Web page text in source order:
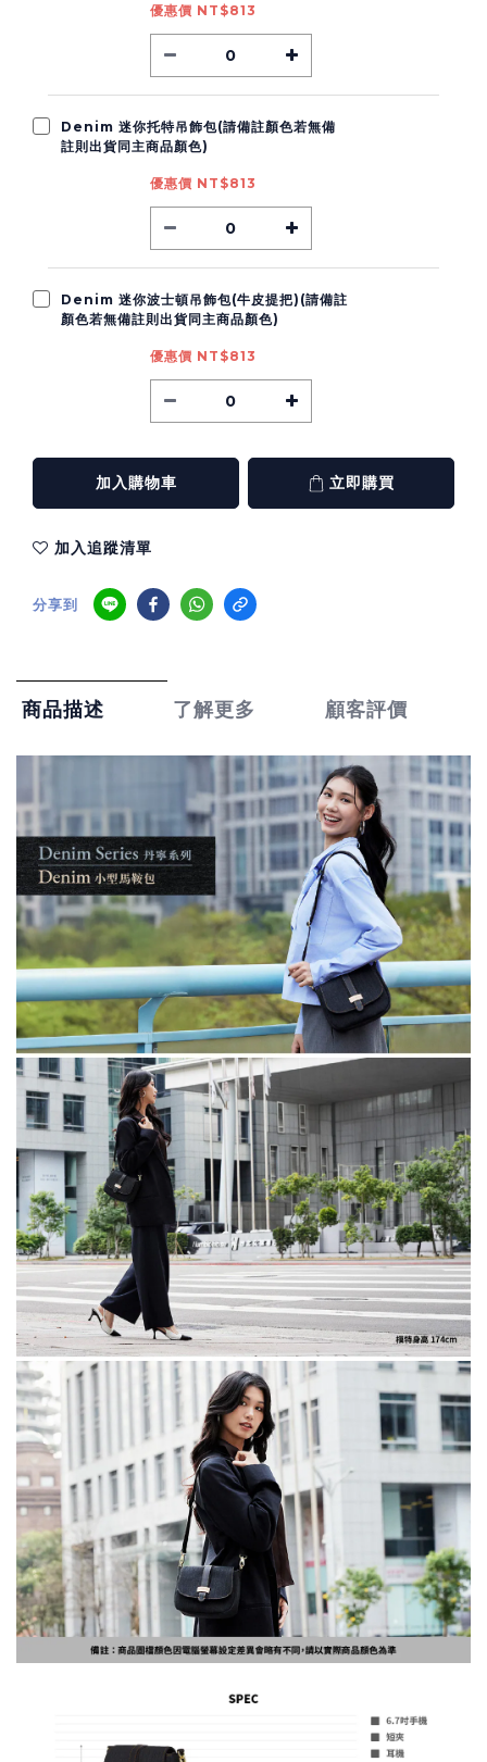
優惠價 NT$813
Denim 迷你托特吊飾包(請備註顏色若無備
註則出貨同主商品顏色)
優惠價 NT$813
Denim 迷你波士頓吊飾包(牛皮提把)(請備註
顏色若無備註則出貨同主商品顏色)
優惠價 NT$813
加入購物車 立即購買
加入追蹤清單
分享到
商品描述 了解更多 顧客評價